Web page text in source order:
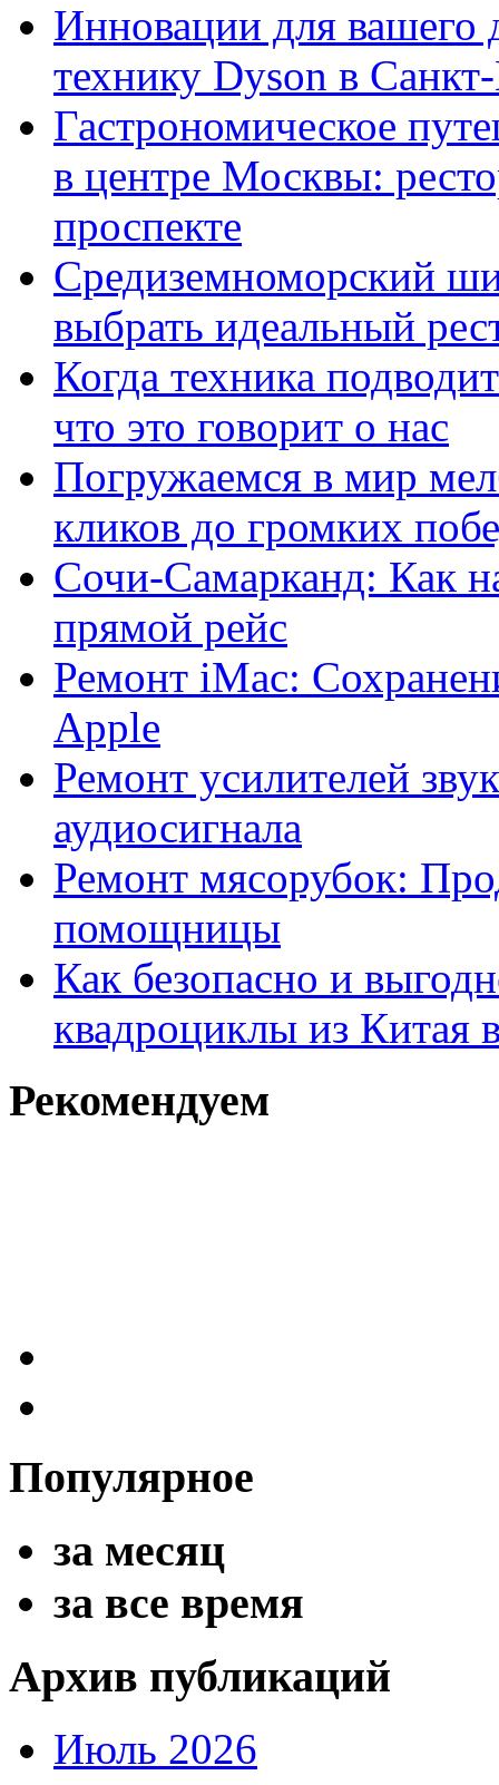
Инновации для вашего
технику Dyson в
Гастрономическое
в центре Москвы:
проспекте
Средиземноморский
выбрать идеальный
Когда техника
что это говорит о нас
Погружаемся в мир
кликов до громких
Сочи-Самарканд: Как
прямой рейс
Ремонт iMac:
Apple
Ремонт усилителей
аудиосигнала
Ремонт мясорубок:
помощницы
Как безопасно и
квадроциклы из Китая
Рекомендуем
Популярное
за месяц
за все время
Архив публикаций
Июль 2026